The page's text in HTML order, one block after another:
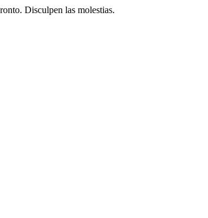
Disculpen las molestias.